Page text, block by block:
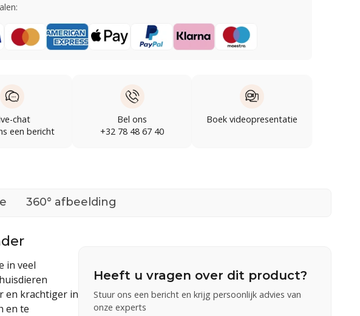
chat
een bericht
Bel ons
+32 78 48 67 40
Boek videopresentatie
360° afbeelding
in veel
en krachtiger in
en te
Heeft u vragen over dit product?
Stuur ons een bericht en krijg persoonlijk advies van
onze experts